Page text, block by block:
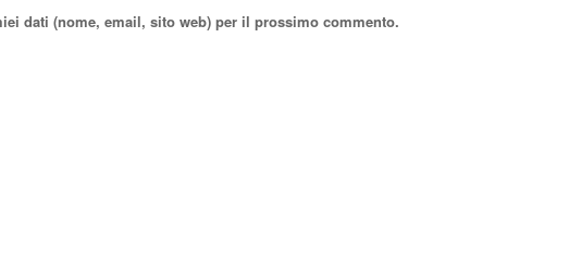
dati (nome, email, sito web) per il prossimo commento.